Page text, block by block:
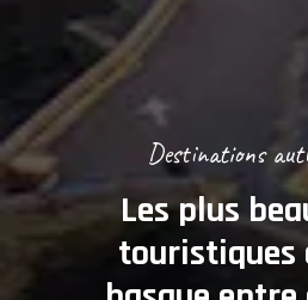
Destinations
Les plus
touristiques